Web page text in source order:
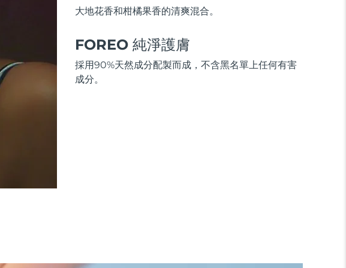
大地花香和柑橘果香的清爽混合。
FOREO 純淨護膚
採用90%天然成分配製而成，不含黑名單上任何有害
成分。